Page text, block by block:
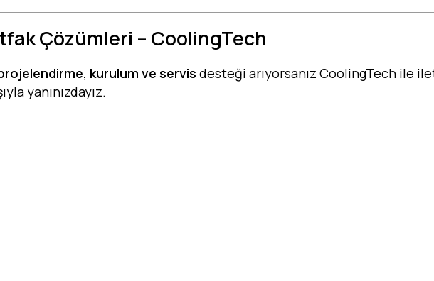
Çözümleri – CoolingTech
kurulum ve servis desteği arıyorsanız CoolingTech ile
yanınızdayız.